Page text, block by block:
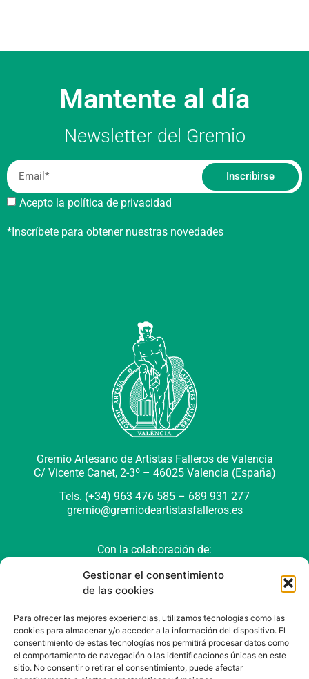
Gestionar el consentimiento
de las cookies
Para ofrecer las mejores experiencias, utilizamos tecnologías como las
cookies para almacenar y/o acceder a la información del dispositivo. El
consentimiento de estas tecnologías nos permitirá procesar datos como
el comportamiento de navegación o las identificaciones únicas en este
sitio. No consentir o retirar el consentimiento, puede afectar
Mantente al día
Newsletter del Gremio
Acepto la política de privacidad
Inscribirse
*Inscríbete para obtener nuestras novedades
Gremio Artesano de Artistas Falleros de Valencia
C/ Vicente Canet, 2-3º – 46025 Valencia (España)
Tels. (+34) 963 476 585 – 689 931 277
gremio@gremiodeartistasfalleros.es
Con la colaboración de: